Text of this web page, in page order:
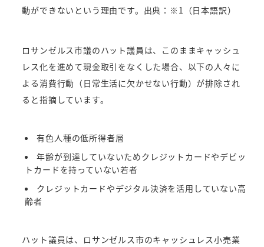
動ができないという理由です。出典：※1（日本語訳）
ロサンゼルス市議のハット議員は、このままキャッシュ
レス化を進めて現金取引をなくした場合、以下の人々に
よる消費行動（日常生活に欠かせない行動）が排除され
ると指摘しています。
有色人種の低所得者層
年齢が到達していないためクレジットカードやデビッ
トカードを持っていない若者
クレジットカードやデジタル決済を活用していない高
齢者
ハット議員は、ロサンゼルス市のキャッシュレス小売業